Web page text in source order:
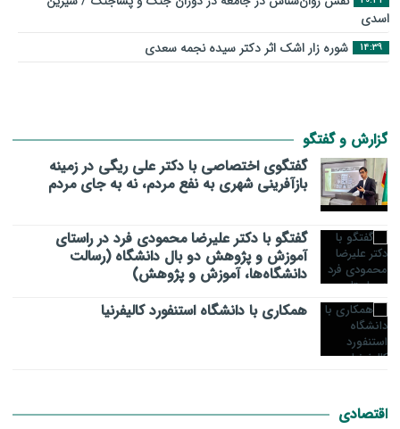
اسدی
14:39 شوره زار اشک اثر دکتر سیده نجمه سعدی
گزارش و گفتگو
گفتگوی اختصاصی با دکتر علی ریگی در زمینه
بازآفرینی شهری به نفع مردم، نه به جای مردم
گفتگو با دکتر علیرضا محمودی فرد در راستای
آموزش و پژوهش دو بال دانشگاه (رسالت
دانشگاه‌ها، آموزش و پژوهش)
همکاری با دانشگاه استنفورد کالیفرنیا
اقتصادی